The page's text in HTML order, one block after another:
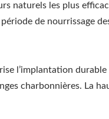
naturels les plus
de nourrissage
l’implantation durable
charbonnières. La